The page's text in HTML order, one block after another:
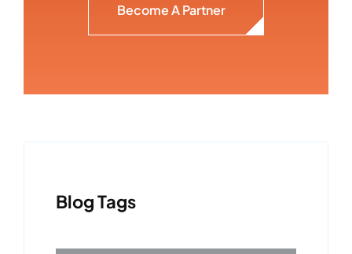
Become A Partner
Blog Tags